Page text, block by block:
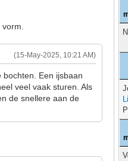
(15-May-2025, 10:21 AM)
Een ijsbaan
veel vaak sturen. Als
de snellere aan de